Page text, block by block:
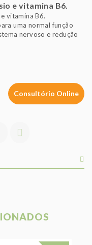
e vitamina B6.
vitamina B6.
nervoso e redução
Consultório Online